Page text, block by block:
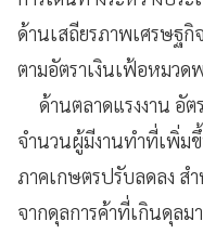
ด้านเสถียรภาพเศรษฐกิ
ตามอัตราเงินเฟ้อหมวด
ด้านตลาดแรงงาน อัต
จำนวนผู้มีงานทำที่เพิ่ม
ภาคเกษตรปรับลดลง ส
จากดุลการค้าที่เกินดุล